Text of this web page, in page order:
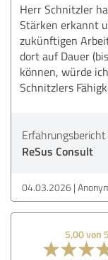
Herr Schnitzler
Stärken erkannt
zukünftigen
dort auf Dauer
können, würde
Schnitzlers
ReSus Consult
04.03.2026
5,00 von 5